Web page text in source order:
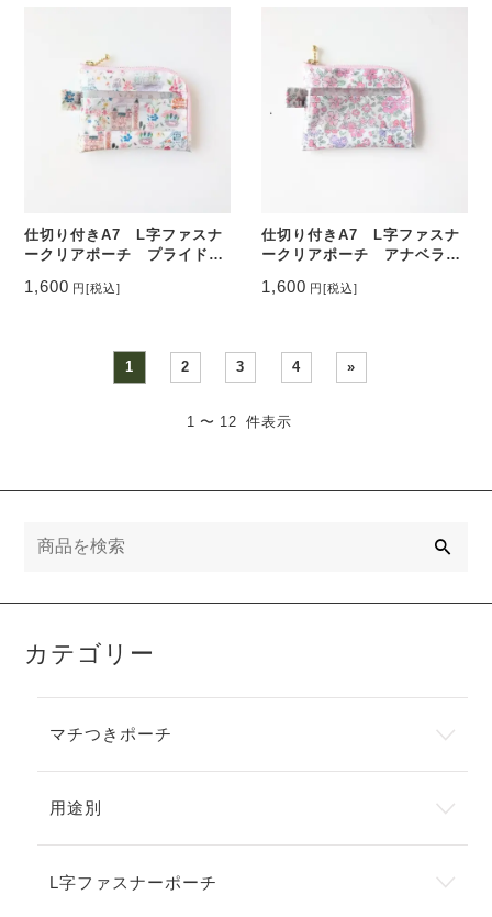
仕切り付きA7 L字ファスナ
ークリアポーチ プライドア
ミネート カードサイズ ♡
1,600 円 [税込]
仕切り付きA7 L字ファスナ
ークリアポーチ アナベラ
ドサイズ ♡
1,600 円 [税込]
1 2 3 4 »
1 〜 12 件表示
カテゴリー
マチつきポーチ
用途別
L字ファスナーポーチ